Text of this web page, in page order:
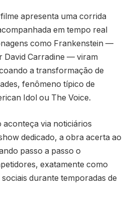
apresenta uma corrida
em tempo real
como Frankenstein —
David Carradine — viram
a transformação de
fenômeno típico de
Idol ou The Voice.
aconteça via noticiários
dedicado, a obra acerta ao
passo a passo o
exatamente como
durante temporadas de